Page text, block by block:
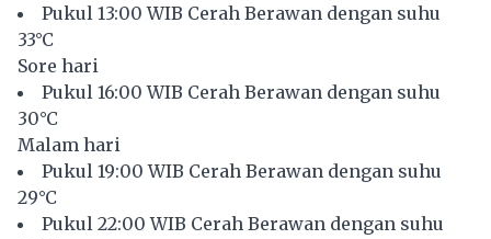
Pukul 13:00 WIB Cerah Berawan dengan suhu
33°C
Sore hari
Pukul 16:00 WIB Cerah Berawan dengan suhu
30°C
Malam hari
Pukul 19:00 WIB Cerah Berawan dengan suhu
29°C
Pukul 22:00 WIB Cerah Berawan dengan suhu